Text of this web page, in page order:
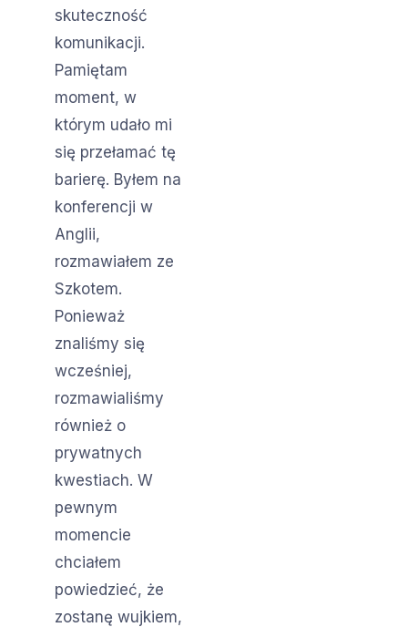
skuteczność
komunikacji.
Pamiętam
moment, w
którym udało mi
się przełamać tę
barierę. Byłem na
konferencji w
Anglii,
rozmawiałem ze
Szkotem.
Ponieważ
znaliśmy się
wcześniej,
rozmawialiśmy
również o
prywatnych
kwestiach. W
pewnym
momencie
chciałem
powiedzieć, że
zostanę wujkiem,